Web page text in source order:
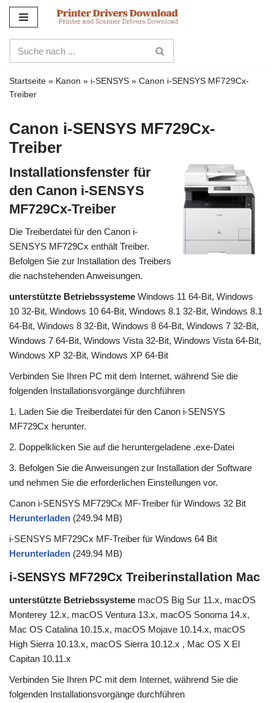
Inhalt
Startseite » Kanon » i-SENSYS » Canon i-SENSYS MF729Cx-
Treiber
Canon i-SENSYS MF729Cx-
Treiber
Installationsfenster für
den Canon i-SENSYS
MF729Cx-Treiber
Die Treiberdatei für den Canon i-
SENSYS MF729Cx enthält Treiber.
Befolgen Sie zur Installation des Treibers
die nachstehenden Anweisungen.
unterstützte Betriebssysteme Windows 11 64-Bit, Windows
10 32-Bit, Windows 10 64-Bit, Windows 8.1 32-Bit, Windows 8.1
64-Bit, Windows 8 32-Bit, Windows 8 64-Bit, Windows 7 32-Bit,
Windows 7 64-Bit, Windows Vista 32-Bit, Windows Vista 64-Bit,
Windows XP 32-Bit, Windows XP 64-Bit
Verbinden Sie Ihren PC mit dem Internet, während Sie die
folgenden Installationsvorgänge durchführen
1. Laden Sie die Treiberdatei für den Canon i-SENSYS
MF729Cx herunter.
2. Doppelklicken Sie auf die heruntergeladene .exe-Datei
3. Befolgen Sie die Anweisungen zur Installation der Software
und nehmen Sie die erforderlichen Einstellungen vor.
Canon i-SENSYS MF729Cx MF-Treiber für Windows 32 Bit
Herunterladen (249.94 MB)
i-SENSYS MF729Cx MF-Treiber für Windows 64 Bit
Herunterladen (249.94 MB)
i-SENSYS MF729Cx Treiberinstallation Mac
unterstützte Betriebssysteme macOS Big Sur 11.x, macOS
Monterey 12.x, macOS Ventura 13.x, macOS Sonoma 14.x,
Mac OS Catalina 10.15.x, macOS Mojave 10.14.x, macOS
High Sierra 10.13.x, macOS Sierra 10.12.x , Mac OS X El
Capitan 10.11.x
Verbinden Sie Ihren PC mit dem Internet, während Sie die
folgenden Installationsvorgänge durchführen